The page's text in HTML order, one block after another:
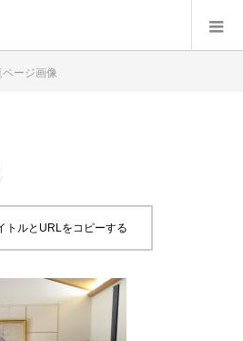
ージ画像
トルとURLをコピーする